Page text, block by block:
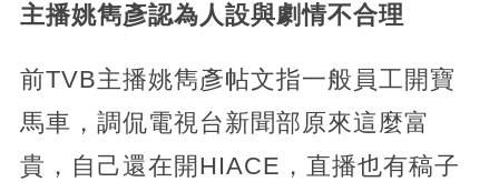
主播姚雋彥認為人設與劇情不合理
前TVB主播姚雋彥帖文指一般員工開寶
馬車，調侃電視台新聞部原來這麼富
貴，自己還在開HIACE，直播也有稿子